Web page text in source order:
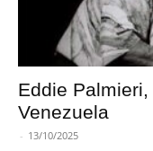
Eddie
Venezuela
- 13/10/2025